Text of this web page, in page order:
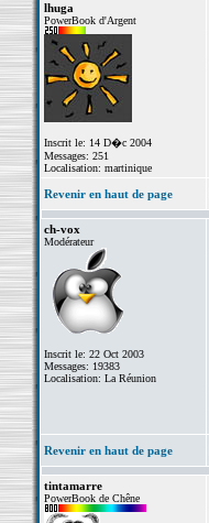
lhuga
PowerBook d'Argent
Inscrit le: 14 D�c 2004
Messages: 251
Localisation: martinique
Revenir en haut de page
ch-vox
Modérateur
Inscrit le: 22 Oct 2003
Messages: 19383
Localisation: La Réunion
Revenir en haut de page
tintamarre
PowerBook de Chêne